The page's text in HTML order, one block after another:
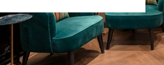
การตรวจคัดกรอง
Oligoscan ตรวจวัดโลหะหนัก แร่
ธาตุ วิตามิน และความเครียด
ออกซิเดชัน